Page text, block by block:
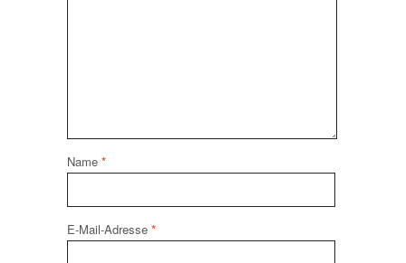
Name *
E-Mail-Adresse *